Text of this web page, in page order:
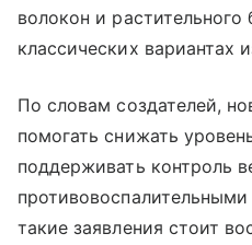
волокон и растительного
классических вариантах
По словам создателей,
помогать снижать
поддерживать контроль
такие заявления стоит